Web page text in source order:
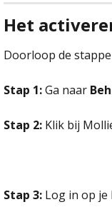
Het
Doorloop de
Stap 1: Ga naar
Stap 2: Klik bij
Stap 3: Log in op je